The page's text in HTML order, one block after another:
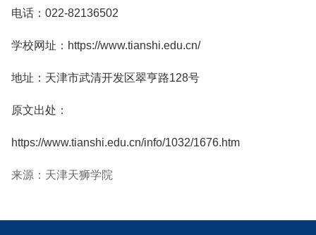
电话：022-82136502
学校网址：https://www.tianshi.edu.cn/
地址：天津市武清开发区翠亨路128号
原文出处：
https://www.tianshi.edu.cn/info/1032/1676.htm
来源：天津天狮学院